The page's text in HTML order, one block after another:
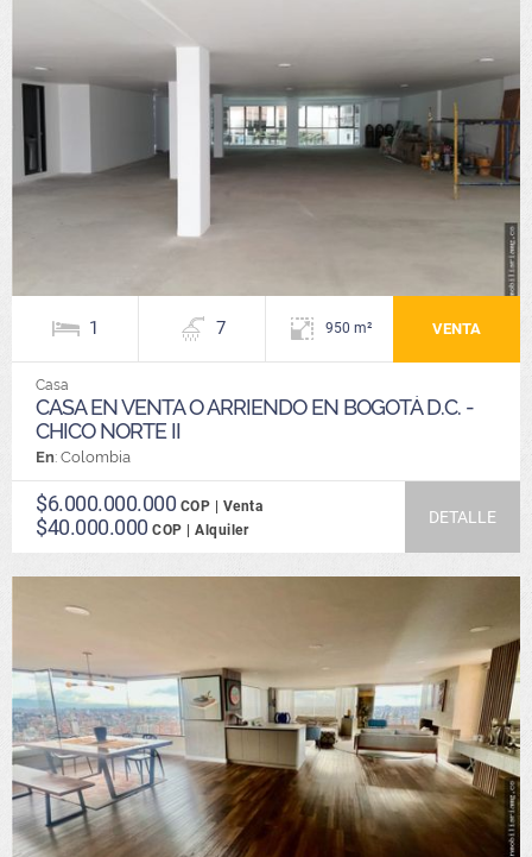
1 7 950 m² VENTA
Casa
CASA EN VENTA O ARRIENDO EN BOGOTÁ D.C. -
CHICO NORTE II
En: Colombia
$6.000.000.000 COP | Venta
$40.000.000 COP | Alquiler
DETALLE